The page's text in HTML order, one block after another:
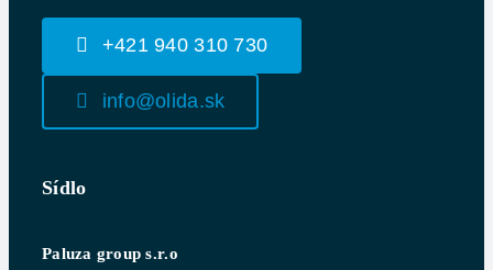
+421 940 310 730
info@olida.sk
Sídlo
Paluza group s.r.o